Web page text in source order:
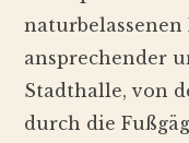
ansprechender
Stadthalle, von
durch die